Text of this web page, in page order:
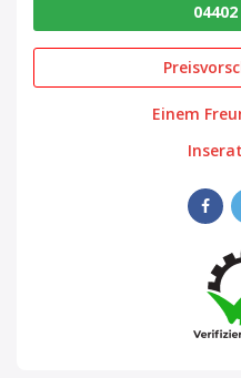
Einem